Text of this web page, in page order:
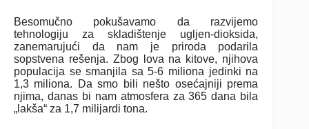
Besomučno pokušavamo da razvijemo
tehnologiju za skladištenje ugljen-dioksida,
zanemarujući da nam je priroda podarila
sopstvena rešenja. Zbog lova na kitove, njihova
populacija se smanjila sa 5-6 miliona jedinki na
1,3 miliona. Da smo bili nešto osećajniji prema
njima, danas bi nam atmosfera za 365 dana bila
„lakša“ za 1,7 milijardi tona.